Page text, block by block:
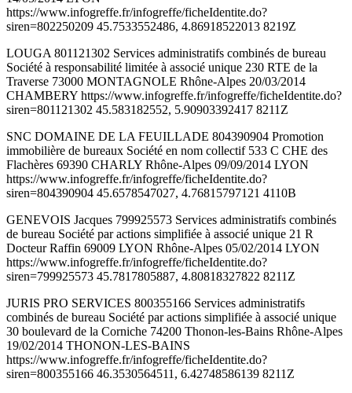
https://www.infogreffe.fr/infogreffe/ficheIdentite.do?
siren=802250209 45.7533552486, 4.86918522013 8219Z
LOUGA 801121302 Services administratifs combinés de bureau
Société à responsabilité limitée à associé unique 230 RTE de la
Traverse 73000 MONTAGNOLE Rhône-Alpes 20/03/2014
CHAMBERY https://www.infogreffe.fr/infogreffe/ficheIdentite.do?
siren=801121302 45.583182552, 5.90903392417 8211Z
SNC DOMAINE DE LA FEUILLADE 804390904 Promotion
immobilière de bureaux Société en nom collectif 533 C CHE des
Flachères 69390 CHARLY Rhône-Alpes 09/09/2014 LYON
https://www.infogreffe.fr/infogreffe/ficheIdentite.do?
siren=804390904 45.6578547027, 4.76815797121 4110B
GENEVOIS Jacques 799925573 Services administratifs combinés
de bureau Société par actions simplifiée à associé unique 21 R
Docteur Raffin 69009 LYON Rhône-Alpes 05/02/2014 LYON
https://www.infogreffe.fr/infogreffe/ficheIdentite.do?
siren=799925573 45.7817805887, 4.80818327822 8211Z
JURIS PRO SERVICES 800355166 Services administratifs
combinés de bureau Société par actions simplifiée à associé unique
30 boulevard de la Corniche 74200 Thonon-les-Bains Rhône-Alpes
19/02/2014 THONON-LES-BAINS
https://www.infogreffe.fr/infogreffe/ficheIdentite.do?
siren=800355166 46.3530564511, 6.42748586139 8211Z